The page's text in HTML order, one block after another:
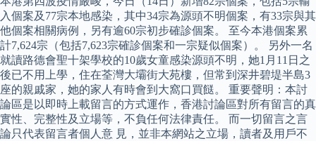
入個案及77宗本地感染，其中34宗為源頭不明個案，有33宗與其
他個案相關病例，另有逾60宗初步確診個案。 至今本港個案累
計7,624宗（包括7,623宗確診個案和一宗疑似個案）。 另外一名
就讀路德會聖十架學校的10歲女童感染源頭不明，她1月11日之
後已不用上學，住在荃灣大壩街大苑樓，但常到深井碧堤半島3
座的親戚家，她的家人有時會到大窩口買餸。 重要聲明：本討
論區是以即時上載留言的方式運作，香港討論區對所有留言的真
實性、完整性及立場等，不負任何法律責任。 而一切留言之言
論只代表留言者個人意 見，並非本網站之立場，讀者及用戶不